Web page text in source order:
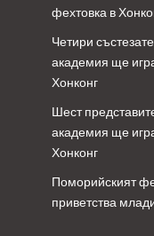
фехтовка в
Четири
академия ще
Хонконг
Шест
академия ще
Хонконг
Поморийският
приветства